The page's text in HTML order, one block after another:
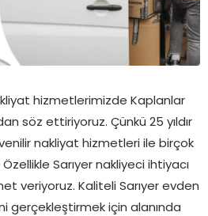
hizmetlerimizde Kaplanlar
söz ettiriyoruz. Çünkü 25 yıldır
nakliyat hizmetleri ile birçok
Sarıyer nakliyeci ihtiyacı
veriyoruz. Kaliteli Sarıyer evden
gerçekleştirmek için alanında